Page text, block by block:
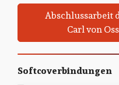
Abschlussarbeit
Carl von
Softcoverbindungen